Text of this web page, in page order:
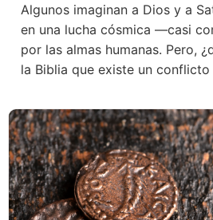
Algunos imaginan a Dios y a
en una lucha cósmica —casi
por las almas humanas. Pero,
la Biblia que existe un